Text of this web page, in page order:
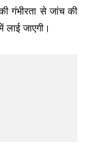
गंभीरता से जांच की
जाएगी।